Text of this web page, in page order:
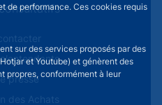
de performance. Ces cookies requis
sur des services proposés par des
et Youtube) et génèrent des
propres, conformément à leur
presse
des Achats